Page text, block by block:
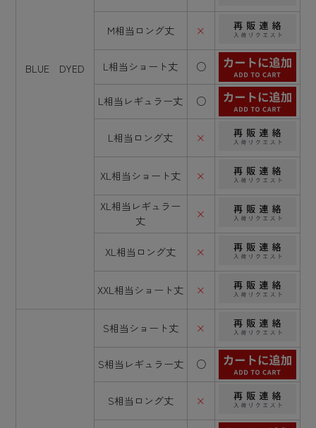
BLUE DYED
M相当ロング丈 ×
L相当ショート丈 ○
L相当レギュラー丈 ○
L相当ロング丈 ×
XL相当ショート丈 ×
XL相当レギュラー
丈
×
XL相当ロング丈 ×
XXL相当ショート丈 ×
S相当ショート丈 ×
S相当レギュラー丈 ○
S相当ロング丈 ×